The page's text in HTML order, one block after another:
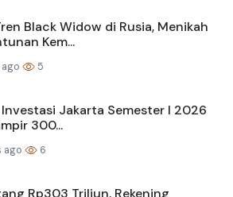
Black Widow di Rusia, Menikah
Kem...
5
Investasi Jakarta Semester I 2026
300...
ago 6
Rp303 Triliun, Rekening